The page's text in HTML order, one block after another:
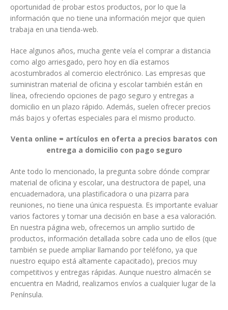
oportunidad de probar estos productos, por lo que la
información que no tiene una información mejor que quien
trabaja en una tienda-web.
Hace algunos años, mucha gente veía el comprar a distancia
como algo arriesgado, pero hoy en día estamos
acostumbrados al comercio electrónico. Las empresas que
suministran material de oficina y escolar también están en
línea, ofreciendo opciones de pago seguro y entregas a
domicilio en un plazo rápido. Además, suelen ofrecer precios
más bajos y ofertas especiales para el mismo producto.
Venta online = artículos en oferta a precios baratos con
entrega a domicilio con pago seguro
Ante todo lo mencionado, la pregunta sobre dónde comprar
material de oficina y escolar, una destructora de papel, una
encuadernadora, una plastificadora o una pizarra para
reuniones, no tiene una única respuesta. Es importante evaluar
varios factores y tomar una decisión en base a esa valoración.
En nuestra página web, ofrecemos un amplio surtido de
productos, información detallada sobre cada uno de ellos (que
también se puede ampliar llamando por teléfono, ya que
nuestro equipo está altamente capacitado), precios muy
competitivos y entregas rápidas. Aunque nuestro almacén se
encuentra en Madrid, realizamos envíos a cualquier lugar de la
Península.